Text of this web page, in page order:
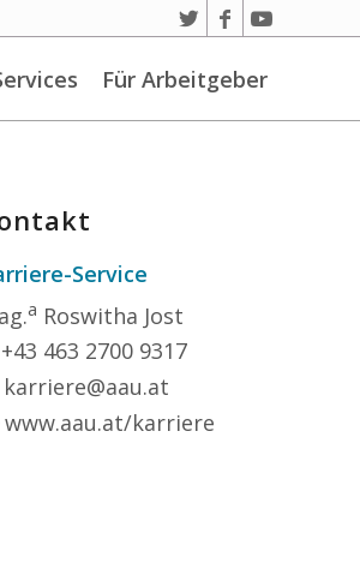
Für Arbeitgeber
Service
a Roswitha Jost
+43 463 2700 9317
karriere